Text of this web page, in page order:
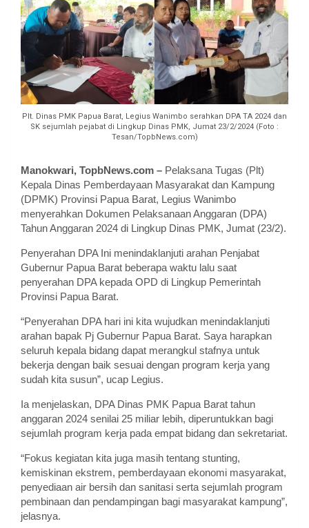
Plt. Dinas PMK Papua Barat, Legius Wanimbo serahkan DPA TA 2024 dan
SK sejumlah pejabat di Lingkup Dinas PMK, Jumat 23/2/2024 (Foto :
Tesan/TopbNews.com)
Manokwari, TopbNews.com – Pelaksana Tugas (Plt)
Kepala Dinas Pemberdayaan Masyarakat dan Kampung
(DPMK) Provinsi Papua Barat, Legius Wanimbo
menyerahkan Dokumen Pelaksanaan Anggaran (DPA)
Tahun Anggaran 2024 di Lingkup Dinas PMK, Jumat (23/2).
Penyerahan DPA Ini menindaklanjuti arahan Penjabat
Gubernur Papua Barat beberapa waktu lalu saat
penyerahan DPA kepada OPD di Lingkup Pemerintah
Provinsi Papua Barat.
“Penyerahan DPA hari ini kita wujudkan menindaklanjuti
arahan bapak Pj Gubernur Papua Barat. Saya harapkan
seluruh kepala bidang dapat merangkul stafnya untuk
bekerja dengan baik sesuai dengan program kerja yang
sudah kita susun”, ucap Legius.
Ia menjelaskan, DPA Dinas PMK Papua Barat tahun
anggaran 2024 senilai 25 miliar lebih, diperuntukkan bagi
sejumlah program kerja pada empat bidang dan sekretariat.
“Fokus kegiatan kita juga masih tentang stunting,
kemiskinan ekstrem, pemberdayaan ekonomi masyarakat,
penyediaan air bersih dan sanitasi serta sejumlah program
pembinaan dan pendampingan bagi masyarakat kampung”,
jelasnya.